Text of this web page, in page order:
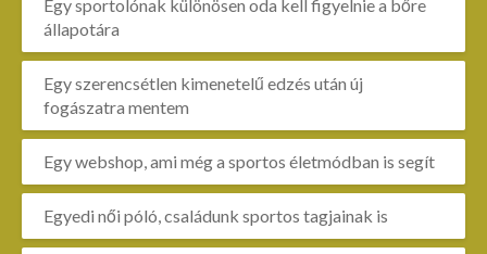
Egy sportolónak különösen oda kell figyelnie a bőre
állapotára
Egy szerencsétlen kimenetelű edzés után új
fogászatra mentem
Egy webshop, ami még a sportos életmódban is segít
Egyedi női póló, családunk sportos tagjainak is